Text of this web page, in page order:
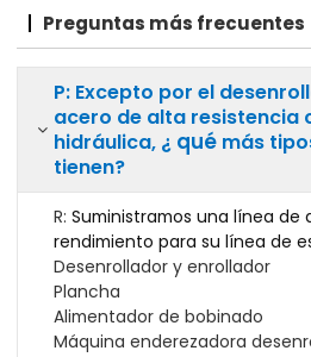
Preguntas más frecuentes
P: Excepto por el
acero de alta resistencia
hidráulica, ¿ qué más
tienen?
R:Suministramos una línea
rendimiento para su línea de
Desenrollador y enrollador
Plancha
Alimentador de bobinado
Máquina enderezadora